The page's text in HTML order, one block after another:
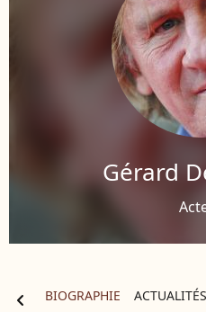
Gérard
BIOGRAPHIE ACTUALITÉS
chevron_left